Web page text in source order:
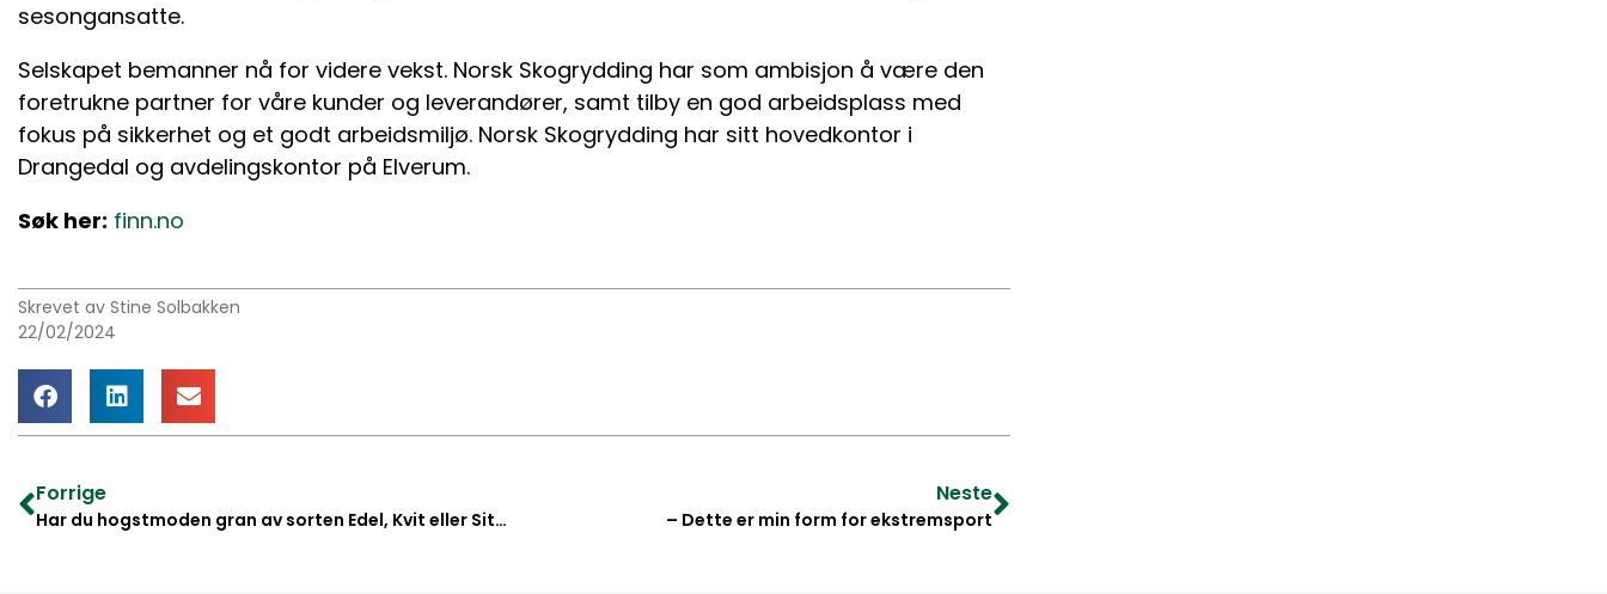
sesongansatte.
Selskapet bemanner nå for videre vekst. Norsk Skogrydding har som ambisjon å være den
foretrukne partner for våre kunder og leverandører, samt tilby en god arbeidsplass med
fokus på sikkerhet og et godt arbeidsmiljø. Norsk Skogrydding har sitt hovedkontor i
Drangedal og avdelingskontor på Elverum.
Søk her: finn.no
Skrevet av Stine Solbakken
22/02/2024
Forrige
Har du hogstmoden gran av sorten Edel, Kvit eller Sitka?
Neste
– Dette er min form for ekstremsport